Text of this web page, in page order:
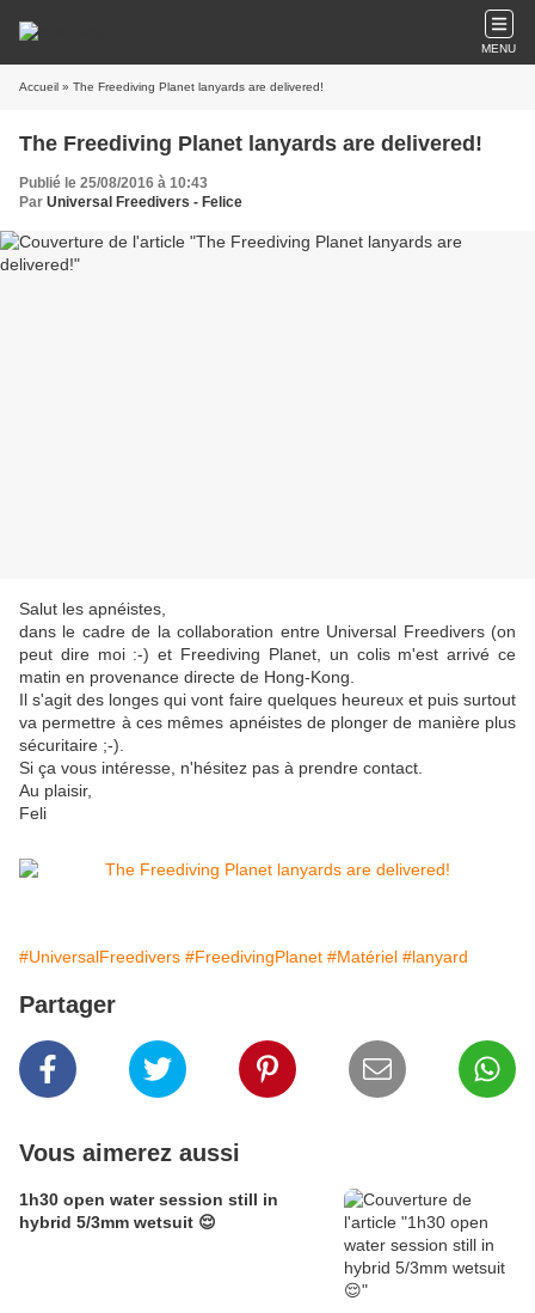
MENU
Accueil » The Freediving Planet lanyards are delivered!
The Freediving Planet lanyards are delivered!
Publié le 25/08/2016 à 10:43
Par Universal Freedivers - Felice
Salut les apnéistes,
dans le cadre de la collaboration entre Universal Freedivers (on
peut dire moi :-) et Freediving Planet, un colis m'est arrivé ce
matin en provenance directe de Hong-Kong.
Il s'agit des longes qui vont faire quelques heureux et puis surtout
va permettre à ces mêmes apnéistes de plonger de manière plus
sécuritaire ;-).
Si ça vous intéresse, n'hésitez pas à prendre contact.
Au plaisir,
Feli
#UniversalFreedivers #FreedivingPlanet #Matériel #lanyard
Partager
Vous aimerez aussi
1h30 open water session still in
hybrid 5/3mm wetsuit 😌